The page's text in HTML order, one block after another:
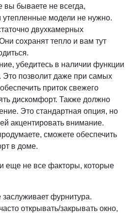
вы бываете не всегда,
утепленные модели не нужно.
двухкамерных
сохранят тепло и вам тут
убедитесь в наличии функции
Это позволит даже при самых
приток свежего
дискомфорт. Также должно
Это стандартная опция, но
акцентировать внимание.
сможете обеспечить
в доме.
еще не все факторы, которые
фурнитура.
открывать/закрывать окно,